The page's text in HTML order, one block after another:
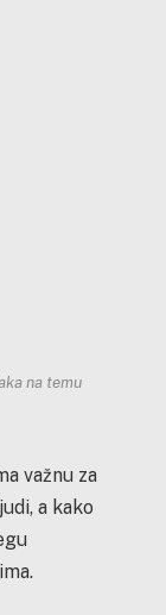
na temu
važnu za
a kako